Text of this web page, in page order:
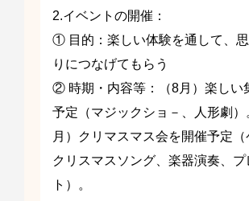
2.イベントの開催：
① 目的：楽しい体験を通して、思
りにつなげてもらう
② 時期・内容等：（8月）楽しい
予定（マジックショ－、人形劇）
月）クリマスマス会を開催予定（
クリスマスソング、楽器演奏、プ
ト）。